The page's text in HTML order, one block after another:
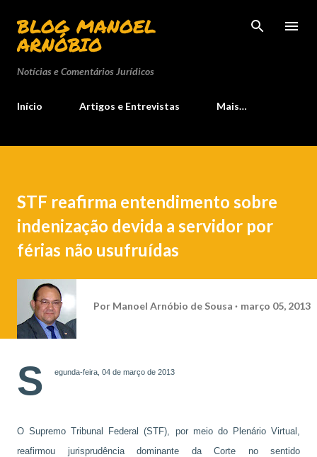
Pular para o conteúdo principal
BLOG MANOEL
ARNÓBIO
Notícias e Comentários Jurídicos
Início Artigos e Entrevistas Mais…
STF reafirma entendimento sobre
indenização devida a servidor por
férias não usufruídas
Por Manoel Arnóbio de Sousa março 05, 2013
S egunda-feira, 04 de março de 2013
O Supremo Tribunal Federal (STF), por meio do Plenário Virtual,
reafirmou jurisprudência dominante da Corte no sentido